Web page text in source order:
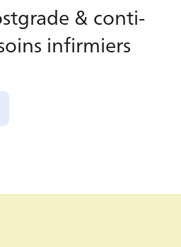
& conti­
in­fir­miers